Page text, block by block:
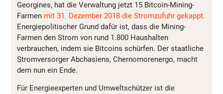
Georgines, hat die Verwaltung jetzt 15 Bitcoin-Mining-
Farmen mit 31. Dezember 2018 die Stromzufuhr gekappt.
Energiepolitischer Grund dafür ist, dass die Mining-
Farmen den Strom von rund 1.800 Haushalten
verbrauchen, indem sie Bitcoins schürfen. Der staatliche
Stromversorger Abchasiens, Chernomorenergo, macht
dem nun ein Ende.
Für Energieexperten und Umweltschützer ist die